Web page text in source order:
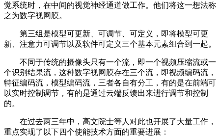
觉系统时，在中间的视觉神经通道做工作。他们将这一想法称
之为数字视网膜。
第三组是模型可更新、可调节、可定义，即将模型可更
新、注意力可调节以及软件可定义三个基本元素组合到一起。
不同于传统的摄像头只有一个流，即一个视频压缩流或一
个识别结果流，这种数字视网膜存在三个流，即视频编码流，
特征编码流，模型编码流，三者各自有分工，有的是在前端可
以实时控制调节，有的是通过云端反馈出来进行调节和控制
的。
在过去两三年中，高文院士等人对此也开展了大量工作，
重点实现了以下四个使能技术方面的重要进展：